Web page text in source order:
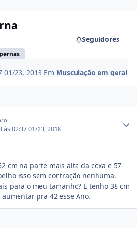
pernas
Seguidores
01/23, 2018 Em Musculação em geral
às 02:3701/23, 2018
cm na parte mais alta da coxa e 57
isso sem contração nenhuma.
para o meu tamanho? E tenho 38 cm
pra 42 esse Ano.